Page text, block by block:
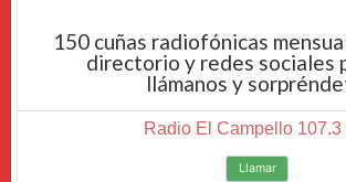
150 cuñas radiofónicas
directorio y redes sociales
llámanos y
Radio El Campello 107.3
Llamar